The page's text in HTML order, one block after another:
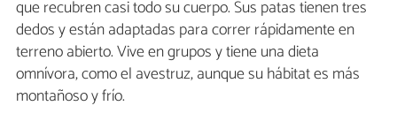
que recubren casi todo su cuerpo. Sus patas tienen tres
dedos y están adaptadas para correr rápidamente en
terreno abierto. Vive en grupos y tiene una dieta
omnívora, como el avestruz, aunque su hábitat es más
montañoso y frío.